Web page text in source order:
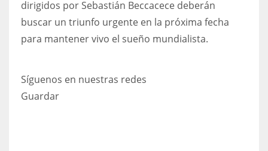
dirigidos por Sebastián Beccacece deberán
buscar un triunfo urgente en la próxima fecha
para mantener vivo el sueño mundialista.
Síguenos en nuestras redes
Guardar